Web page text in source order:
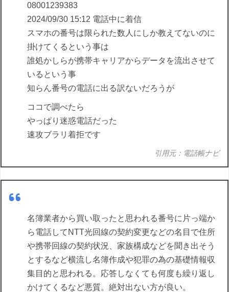
08001239383
2024/09/30 15:12 電話中に着信
スマホの番号は限られた数人にしか教えてないのに
掛けてくるという事は
誰処かしらが携帯キャリアからデータを流出させて
いるという事
知らん番号の電話に出る訳ないだろうが
ココで調べたら
やっぱり迷惑電話だった
速攻ブラリ着拒です
引用元：電話帳ナビ
名簿業者から買い取ったと思われる番号に片っ端か
ら電話してNTT光回線の契約変更などの名目で住所
や携帯回線の契約状況、家族構成などを聞き出そう
とするなど横流し名簿作成や犯罪の為の基礎情報収
集目的と思われる。応答しなくても何度も繰り返し
かけてくるなど悪質。絶対出ない方が良い。